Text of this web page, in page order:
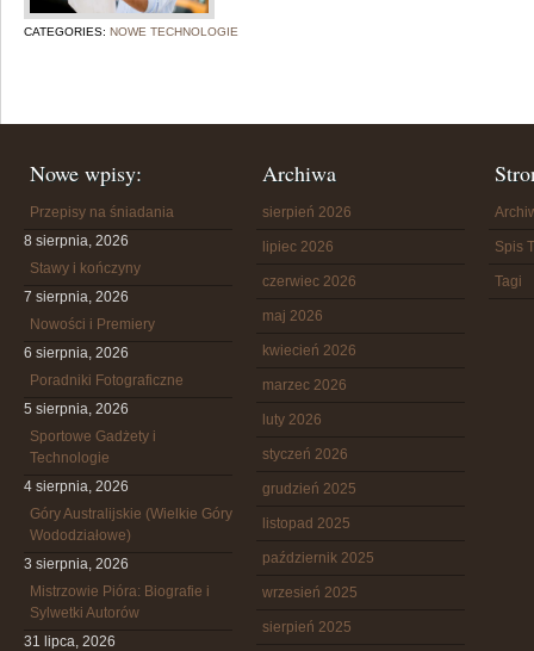
CATEGORIES: NOWE TECHNOLOGIE
Nowe wpisy:
Przepisy na śniadania
8 sierpnia, 2026
Stawy i kończyny
7 sierpnia, 2026
Nowości i Premiery
6 sierpnia, 2026
Poradniki Fotograficzne
5 sierpnia, 2026
Sportowe Gadżety i
Technologie
4 sierpnia, 2026
Góry Australijskie (Wielkie Góry
Wododziałowe)
3 sierpnia, 2026
Mistrzowie Pióra: Biografie i
Sylwetki Autorów
31 lipca, 2026
Archiwa
sierpień 2026
lipiec 2026
czerwiec 2026
maj 2026
kwiecień 2026
marzec 2026
luty 2026
styczeń 2026
grudzień 2025
listopad 2025
październik 2025
wrzesień 2025
sierpień 2025
Spis
Tagi